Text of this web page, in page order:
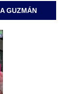
GUZMÁN